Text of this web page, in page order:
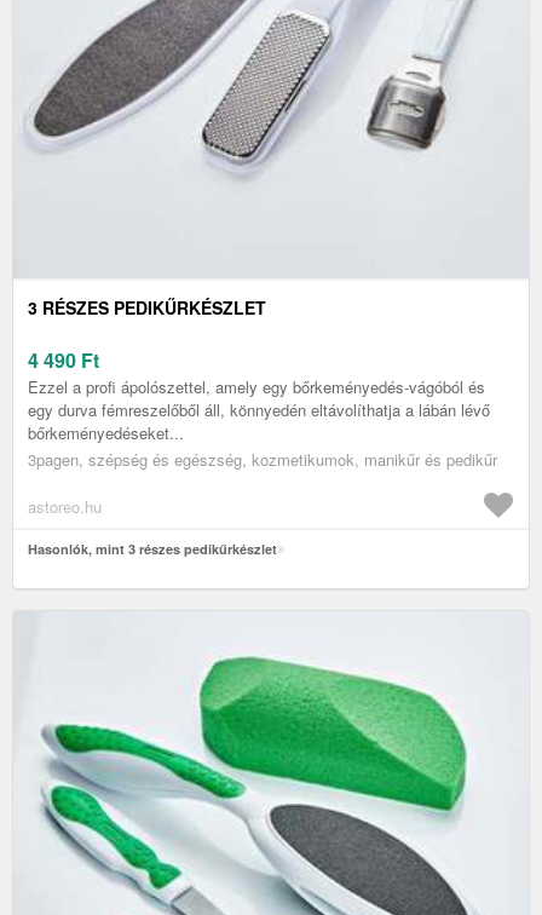
3 RÉSZES PEDIKŰRKÉSZLET
4 490 Ft
Ezzel a profi ápolószettel, amely egy bőrkeményedés-vágóból és
egy durva fémreszelőből áll, könnyedén eltávolíthatja a lábán lévő
bőrkeményedéseket...
3pagen, szépség és egészség, kozmetikumok, manikűr és pedikűr
astoreo.hu
Hasonlók, mint 3 részes pedikűrkészlet